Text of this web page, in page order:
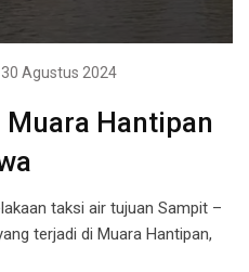
Agustus 2024
Hantipan
taksi air tujuan Sampit –
terjadi di Muara Hantipan,